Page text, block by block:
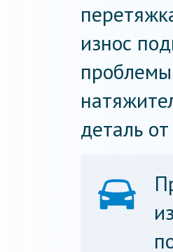
износ
деталь